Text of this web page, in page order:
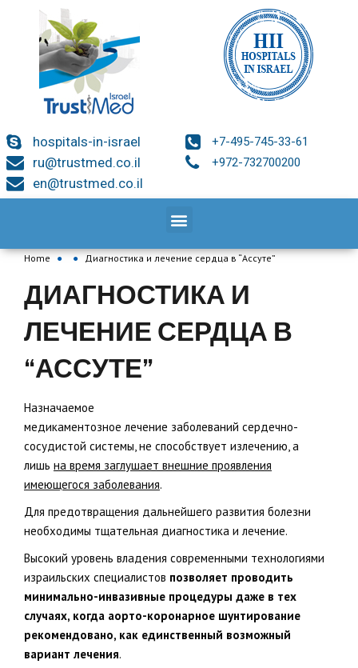
hospitals-in-israel
ru@trustmed.co.il
en@trustmed.co.il
+7-495-745-33-61
+972-732700200
Home ● ● Диагностика и лечение сердца в “Ассуте”
ДИАГНОСТИКА И
ЛЕЧЕНИЕ СЕРДЦА В
“АССУТЕ”
Назначаемое
медикаментозное лечение заболеваний сердечно-
сосудистой системы, не способствует излечению, а
лишь на время заглушает внешние проявления
имеющегося заболевания.
Для предотвращения дальнейшего развития болезни
необходимы тщательная диагностика и лечение.
Высокий уровень владения современными технологиями
израильских специалистов позволяет проводить
минимально-инвазивные процедуры даже в тех
случаях, когда аорто-коронарное шунтирование
рекомендовано, как единственный возможный
вариант лечения.